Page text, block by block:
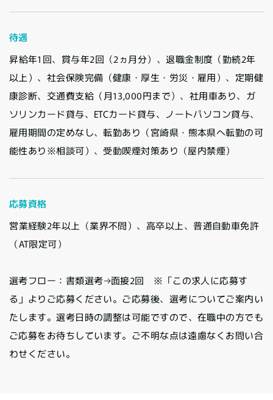
待遇
昇給年1回、賞与年2回（2ヵ月分）、退職金制度（勤続2年
以上）、社会保険完備（健康・厚生・労災・雇用）、定期健
康診断、交通費支給（月13,000円まで）、社用車あり、ガ
ソリンカード貸与、ETCカード貸与、ノートパソコン貸与、
雇用期間の定めなし、転勤あり（宮崎県・熊本県へ転勤の可
能性あり※相談可）、受動喫煙対策あり（屋内禁煙）
応募資格
営業経験2年以上（業界不問）、高卒以上、普通自動車免許
（AT限定可）
選考フロー：書類選考→面接2回 ※「この求人に応募す
る」よりご応募ください。ご応募後、選考についてご案内い
たします。選考日時の調整は可能ですので、在職中の方でも
ご応募をお待ちしています。ご不明な点は遠慮なくお問い合
わせください。